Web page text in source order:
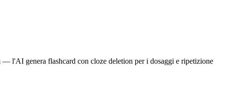
l'AI genera flashcard con cloze deletion per i dosaggi e ripetizione